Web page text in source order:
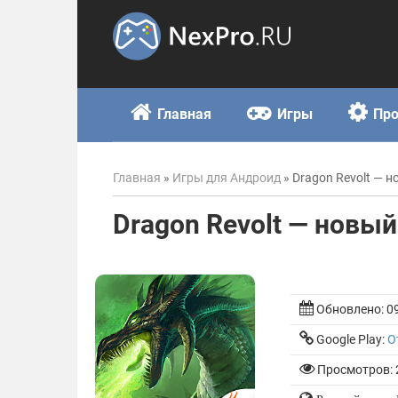
Главная Игры
Главная » Игры для Андроид » Dragon Revolt —
Dragon Revolt —
Обновлено:
Google Play:
Просмотров: